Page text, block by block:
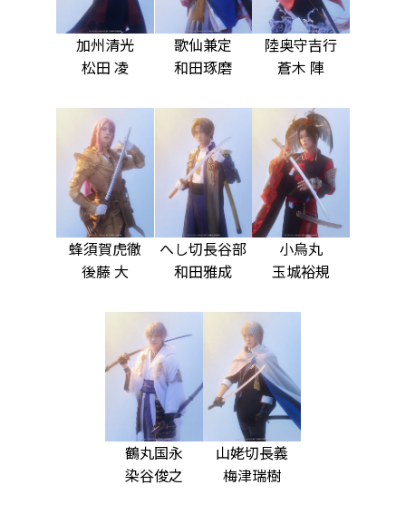
加州清光
松田 凌
歌仙兼定
和田琢磨
陸奥守吉行
蒼木 陣
蜂須賀虎徹
後藤 大
へし切長谷部
和田雅成
小烏丸
玉城裕規
鶴丸国永
染谷俊之
山姥切長義
梅津瑞樹